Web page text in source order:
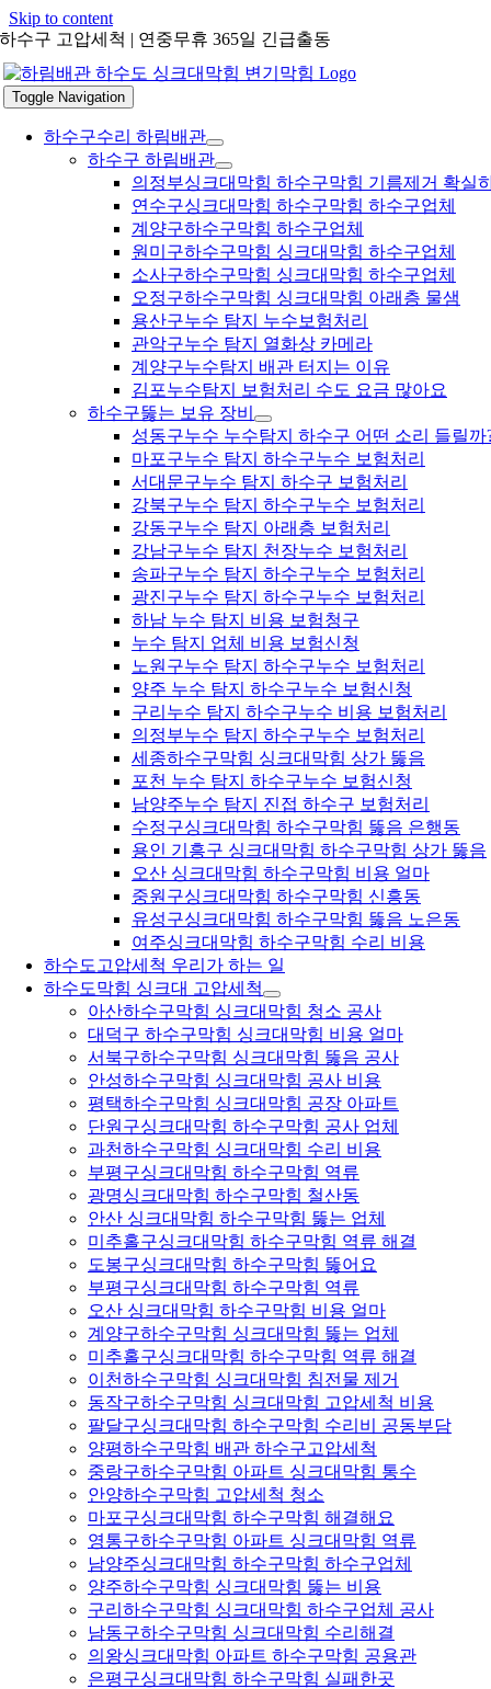
Skip to content
하수구 고압세척 | 연중무휴 365일 긴급출동
Toggle Navigation
하수구수리 하림배관
하수구 하림배관
의정부싱크대막힘 하수구막힘 기름제거 확실
연수구싱크대막힘 하수구막힘 하수구업체
계양구하수구막힘 하수구업체
원미구하수구막힘 싱크대막힘 하수구업체
소사구하수구막힘 싱크대막힘 하수구업체
오정구하수구막힘 싱크대막힘 아래층 물샘
용산구누수 탐지 누수보험처리
관악구누수 탐지 열화상 카메라
계양구누수탐지 배관 터지는 이유
김포누수탐지 보험처리 수도 요금 많아요
하수구뚫는 보유 장비
성동구누수 누수탐지 하수구 어떤 소리 들릴까
마포구누수 탐지 하수구누수 보험처리
서대문구누수 탐지 하수구 보험처리
강북구누수 탐지 하수구누수 보험처리
강동구누수 탐지 아래층 보험처리
강남구누수 탐지 천장누수 보험처리
송파구누수 탐지 하수구누수 보험처리
광진구누수 탐지 하수구누수 보험처리
하남 누수 탐지 비용 보험청구
누수 탐지 업체 비용 보험신청
노원구누수 탐지 하수구누수 보험처리
양주 누수 탐지 하수구누수 보험신청
구리누수 탐지 하수구누수 비용 보험처리
의정부누수 탐지 하수구누수 보험처리
세종하수구막힘 싱크대막힘 상가 뚫음
포천 누수 탐지 하수구누수 보험신청
남양주누수 탐지 진접 하수구 보험처리
수정구싱크대막힘 하수구막힘 뚫음 은행동
용인 기흥구 싱크대막힘 하수구막힘 상가 뚫음
오산 싱크대막힘 하수구막힘 비용 얼마
중원구싱크대막힘 하수구막힘 신흥동
유성구싱크대막힘 하수구막힘 뚫음 노은동
여주싱크대막힘 하수구막힘 수리 비용
하수도고압세척 우리가 하는 일
하수도막힘 싱크대 고압세척
아산하수구막힘 싱크대막힘 청소 공사
대덕구 하수구막힘 싱크대막힘 비용 얼마
서북구하수구막힘 싱크대막힘 뚫음 공사
안성하수구막힘 싱크대막힘 공사 비용
평택하수구막힘 싱크대막힘 공장 아파트
단원구싱크대막힘 하수구막힘 공사 업체
과천하수구막힘 싱크대막힘 수리 비용
부평구싱크대막힘 하수구막힘 역류
광명싱크대막힘 하수구막힘 철산동
안산 싱크대막힘 하수구막힘 뚫는 업체
미추홀구싱크대막힘 하수구막힘 역류 해결
도봉구싱크대막힘 하수구막힘 뚫어요
부평구싱크대막힘 하수구막힘 역류
오산 싱크대막힘 하수구막힘 비용 얼마
계양구하수구막힘 싱크대막힘 뚫는 업체
미추홀구싱크대막힘 하수구막힘 역류 해결
이천하수구막힘 싱크대막힘 침전물 제거
동작구하수구막힘 싱크대막힘 고압세척 비용
팔달구싱크대막힘 하수구막힘 수리비 공동부담
양평하수구막힘 배관 하수구고압세척
중랑구하수구막힘 아파트 싱크대막힘 통수
안양하수구막힘 고압세척 청소
마포구싱크대막힘 하수구막힘 해결해요
영통구하수구막힘 아파트 싱크대막힘 역류
남양주싱크대막힘 하수구막힘 하수구업체
양주하수구막힘 싱크대막힘 뚫는 비용
구리하수구막힘 싱크대막힘 하수구업체 공사
남동구하수구막힘 싱크대막힘 수리해결
의왕싱크대막힘 아파트 하수구막힘 공용관
은평구싱크대막힘 하수구막힘 실패한곳